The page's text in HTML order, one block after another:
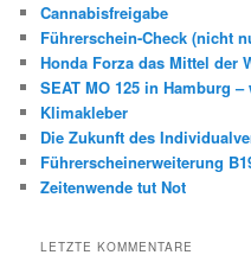
Cannabisfreigabe
Führerschein-Check (nicht
Honda Forza das Mittel der
SEAT MO 125 in Hamburg
Klimakleber
Die Zukunft des
Führerscheinerweiterung
Zeitenwende tut Not
LETZTE KOMMENTARE